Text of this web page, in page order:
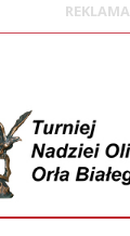
REKLAMA